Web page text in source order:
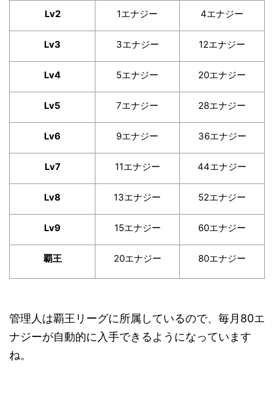
Lv2 1エナジー 4エナジー
Lv3 3エナジー 12エナジー
Lv4 5エナジー 20エナジー
Lv5 7エナジー 28エナジー
Lv6 9エナジー 36エナジー
Lv7 11エナジー 44エナジー
Lv8 13エナジー 52エナジー
Lv9 15エナジー 60エナジー
覇王 20エナジー 80エナジー
管理人は覇王リーグに所属しているので、毎月80エ
ナジーが自動的に入手できるようになっています
ね。